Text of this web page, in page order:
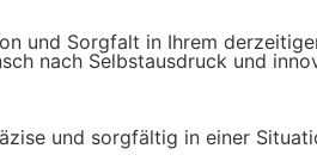
und Sorgfalt in Ihrem
nach Selbstausdruck und
und sorgfältig in einer